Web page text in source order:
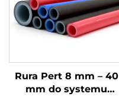
Rura Pert 8 mm – 40
mm do systemu